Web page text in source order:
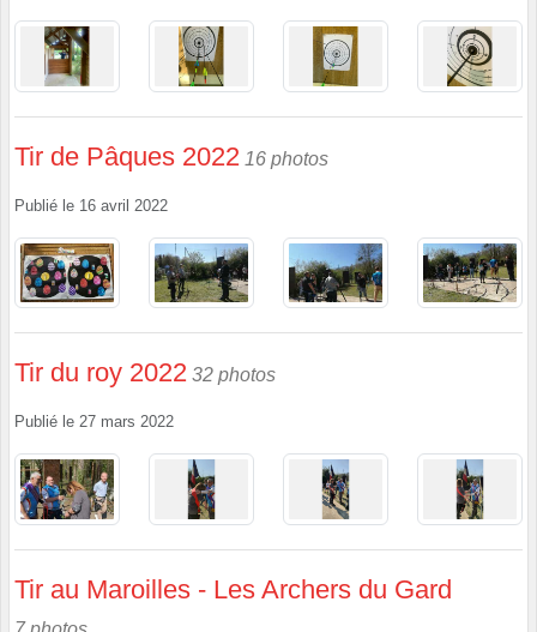
Tir de Pâques 2022 16 photos
Publié le 16 avril 2022
Tir du roy 2022 32 photos
Publié le 27 mars 2022
Tir au Maroilles - Les Archers du Gard